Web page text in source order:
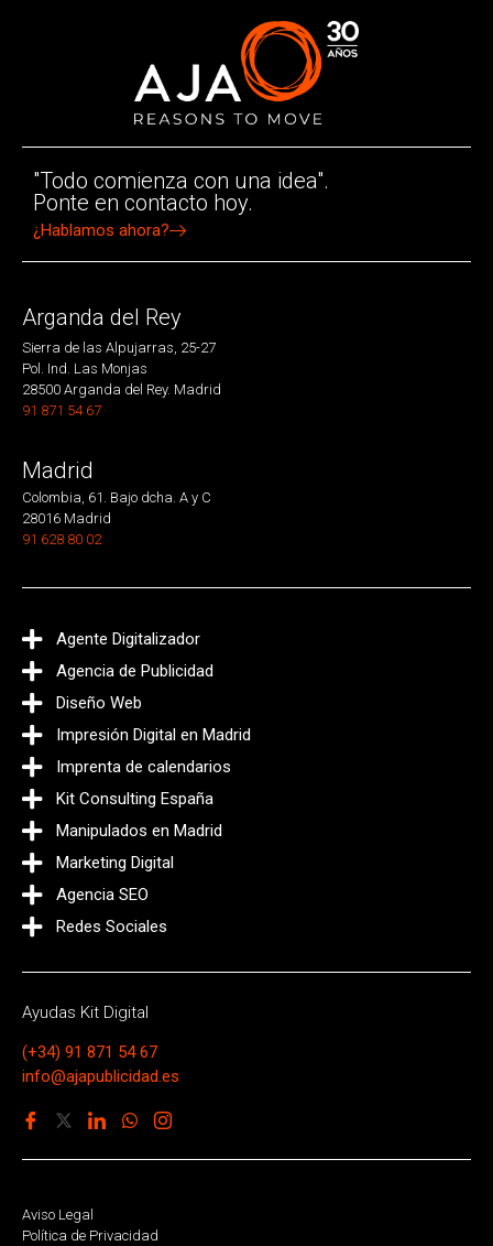
"Todo comienza con una idea".
Ponte en contacto hoy.
¿Hablamos ahora?
Arganda del Rey
Sierra de las Alpujarras, 25-27
Pol. Ind. Las Monjas
28500 Arganda del Rey. Madrid
91 871 54 67
Madrid
Colombia, 61. Bajo dcha. A y C
28016 Madrid
91 628 80 02
Agente Digitalizador
Agencia de Publicidad
Diseño Web
Impresión Digital en Madrid
Imprenta de calendarios
Kit Consulting España
Manipulados en Madrid
Marketing Digital
Agencia SEO
Redes Sociales
Ayudas Kit Digital
(+34) 91 871 54 67
info@ajapublicidad.es
Aviso Legal
Política de Privacidad